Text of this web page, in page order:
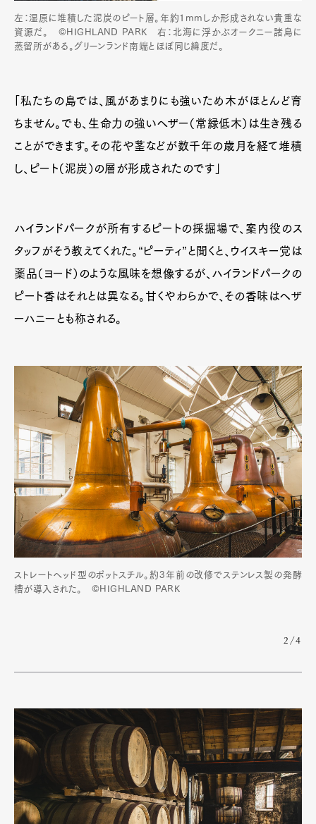
Art&DesignWatchFashion
Official Columnist
About
Pen Meet
左：湿原に堆積した泥炭のピート層。年約1mmしか形成されない貴重な
資源だ。 ©HIGHLAND PARK 右：北海に浮かぶオークニー諸島に
蒸留所がある。グリーンランド南端とほぼ同じ緯度だ。
「私たちの島では、風があまりにも強いため木がほとんど育
ちません。でも、生命力の強いヘザー（常緑低木）は生き残る
ことができます。その花や茎などが数千年の歳月を経て堆積
し、ピート（泥炭）の層が形成されたのです」
ハイランドパークが所有するピートの採掘場で、案内役のス
タッフがそう教えてくれた。“ピーティ”と聞くと、ウイスキー党は
薬品（ヨード）のような風味を想像するが、ハイランドパークの
ピート香はそれとは異なる。甘くやわらかで、その香味はヘザ
ーハニーとも称される。
ストレートヘッド型のポットスチル。約3年前の改修でステンレス製の発酵
槽が導入された。 ©HIGHLAND PARK
2/4